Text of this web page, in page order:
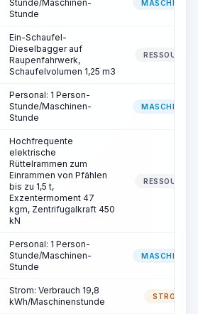
Stunde/Maschinen-
Stunde
MASCHINIST
Ein-Schaufel-
Dieselbagger auf
Raupenfahrwerk,
Schaufelvolumen 1,25 m3
RESSOURCE
Personal: 1 Person-
Stunde/Maschinen-
Stunde
MASCHINIST
Hochfrequente
elektrische
Rüttelrammen zum
Einrammen von Pfählen
bis zu 1,5 t,
Exzentermoment 47
kgm, Zentrifugalkraft 450
kN
RESSOURCE
Personal: 1 Person-
Stunde/Maschinen-
Stunde
MASCHINIST
Strom: Verbrauch 19,8
kWh/Maschinenstunde
STROM